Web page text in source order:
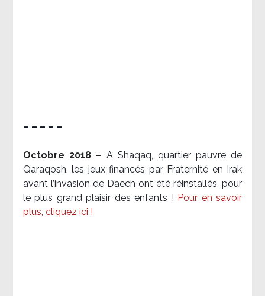
– – – – –
Octobre 2018 – A Shaqaq, quartier pauvre de
Qaraqosh, les jeux financés par Fraternité en Irak​
avant l’invasion de Daech ont été réinstallés, pour
le plus grand plaisir des enfants ! Pour en savoir
plus, cliquez ici !